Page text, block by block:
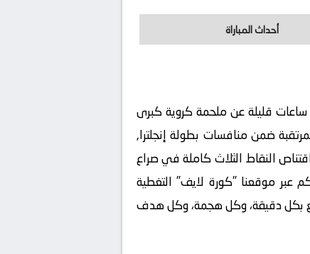
أحداث المباراة
قليلة عن ملحمة كروية كبرى
إنجلترا,
النقاط الثلاث كاملة في صراع
عبر موقعنا "كورة لايف" التغطية
بكل دقيقة، وكل هجمة، وكل هدف